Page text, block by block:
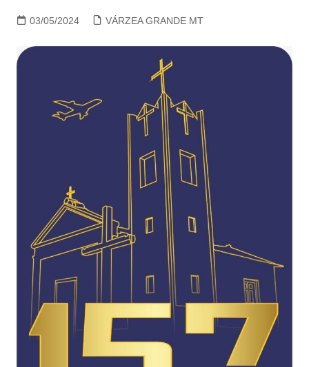
03/05/2024 VÁRZEA GRANDE MT